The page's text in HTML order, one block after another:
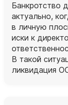
Банкротство
актуально,
в личную
иски к
В такой
ликвидация